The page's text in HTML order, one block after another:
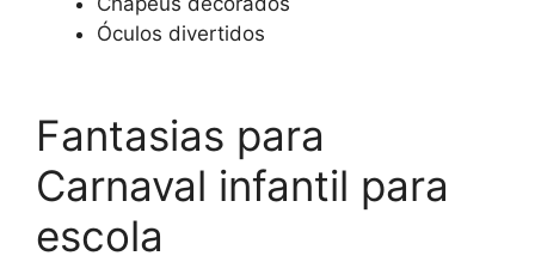
Óculos divertidos
Fantasias para
Carnaval infantil para
escola